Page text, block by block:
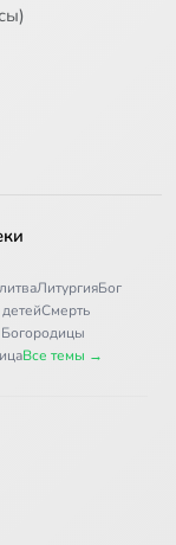
ЛитургияБог
Смерть
Все темы →